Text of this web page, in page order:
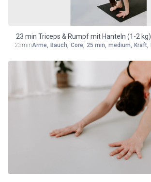
23 min Triceps & Rumpf mit Hanteln (1-2
medium/advanced
23minArme, Bauch, Core, 25 min, medium, Kraft,